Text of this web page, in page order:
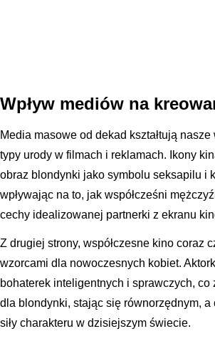
Wpływ mediów na
Media masowe od dekad kształtują
typy urody w filmach i reklamach. Ikony
obraz blondynki jako symbolu seksapilu i
wpływając na to, jak współcześni
cechy idealizowanej partnerki z ekranu
Z drugiej strony, współczesne kino coraz
wzorcami dla nowoczesnych kobiet.
bohaterek inteligentnych i sprawczych, co
dla blondynki, stając się równorzędnym,
siły charakteru w dzisiejszym świecie.